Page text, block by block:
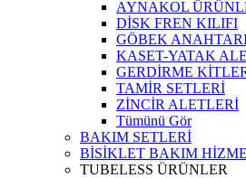
AYNAKOL
DİSK FREN KILIFI
GÖBEK
KASET-YATAK
GERDİRME
TAMİR SETLERİ
ZİNCİR ALETLERİ
Tümünü Gör
BAKIM SETLERİ
BİSİKLET BAKIM
TUBELESS ÜRÜNLER